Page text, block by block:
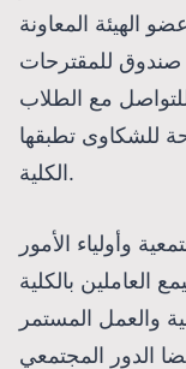
الهيئة المعاونة
صندوق للمقترحات
مع الطلاب
للشكاوى تطبقها
الكلية.
وأولياء الأمور
العاملين بالكلية
والعمل المستمر
الدور المجتمعي